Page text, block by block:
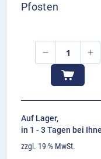
Pfosten
Auf Lager,
in 1 - 3 Tagen bei
zzgl. 19 % MwSt.